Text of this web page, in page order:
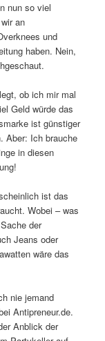
nun so viel
an
und
haben. Nein,
ob ich mir mal
Geld würde das
ist günstiger
Aber: Ich brauche
in diesen
ist das
Wobei – was
der
Jeans oder
wäre das
nie jemand
Antipreneur.de.
Anblick der